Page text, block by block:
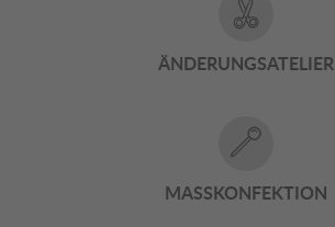
ÄNDERUNGSATELIER
MASSKONFEKTION